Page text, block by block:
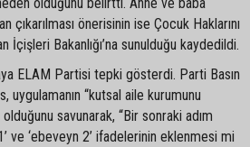
çıkarılması önerisinin ise Çocuk Haklarını
İçişleri Bakanlığı’na sunulduğu kaydedildi.
ELAM Partisi tepki gösterdi. Parti Basın
“kutsal aile kurumunu
savunarak, “Bir sonraki adım
ve ‘ebeveyn 2’ ifadelerinin eklenmesi mi